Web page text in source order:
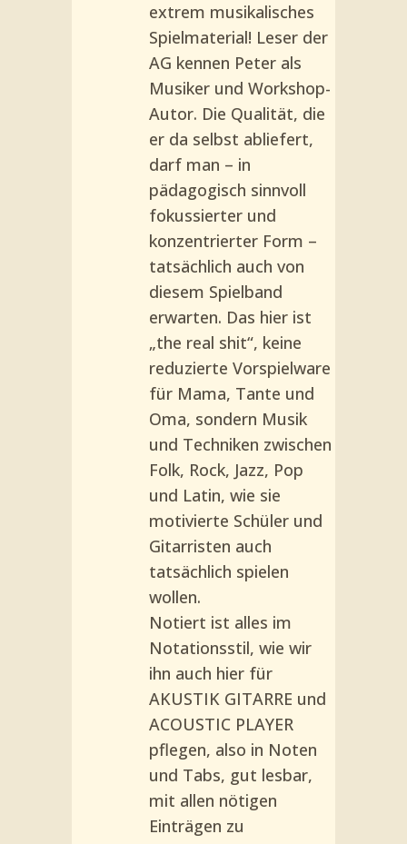
extrem musikalisches
Spielmaterial! Leser der
AG kennen Peter als
Musiker und Workshop-
Autor. Die Qualität, die
er da selbst abliefert,
darf man – in
pädagogisch sinnvoll
fokussierter und
konzentrierter Form –
tatsächlich auch von
diesem Spielband
erwarten. Das hier ist
„the real shit“, keine
reduzierte Vorspielware
für Mama, Tante und
Oma, sondern Musik
und Techniken zwischen
Folk, Rock, Jazz, Pop
und Latin, wie sie
motivierte Schüler und
Gitarristen auch
tatsächlich spielen
wollen.
Notiert ist alles im
Notationsstil, wie wir
ihn auch hier für
AKUSTIK GITARRE und
ACOUSTIC PLAYER
pflegen, also in Noten
und Tabs, gut lesbar,
mit allen nötigen
Einträgen zu